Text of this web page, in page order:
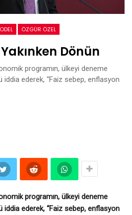
ÖZGÜR ÖZEL
Dönün
programın, ülkeyi deneme
iddia ederek, “Faiz sebep, enflasyon
programın, ülkeyi deneme
iddia ederek, “Faiz sebep, enflasyon